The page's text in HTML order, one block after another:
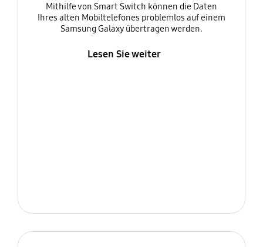
Mithilfe von Smart Switch können die Daten
Ihres alten Mobiltelefones problemlos auf einem
Samsung Galaxy übertragen werden.
Lesen Sie weiter